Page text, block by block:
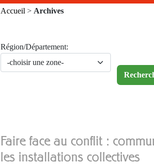
Accueil > Archives
Région/Département:
Faire face au conflit :
les installations collectives